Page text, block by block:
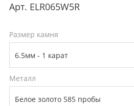
Арт. ELR065W5R
Размер камня
Металл